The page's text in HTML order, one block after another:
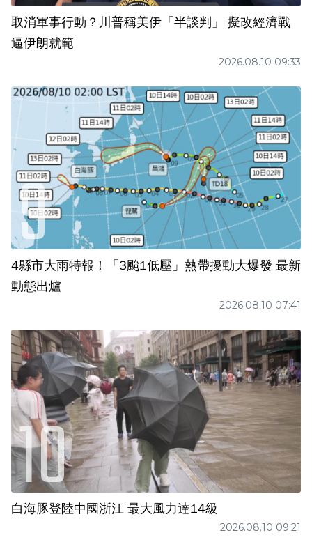
取消軍事行動？川普稱美伊「半談判」 擬改經濟戰
逼伊朗就範
2026.08.10 09:33
4縣市大雨特報！「3颱1低壓」熱帶擾動大爆發 最新
動態出爐
2026.08.10 07:41
白海豚登陸中國浙江 最大風力達14級
2026.08.10 09:21